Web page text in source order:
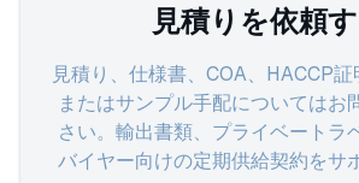
見積りを依頼
見積り、仕様書、COA、HACCP証
またはサンプル手配についてはお
さい。輸出書類、プライベートラ
バイヤー向けの定期供給契約をサ